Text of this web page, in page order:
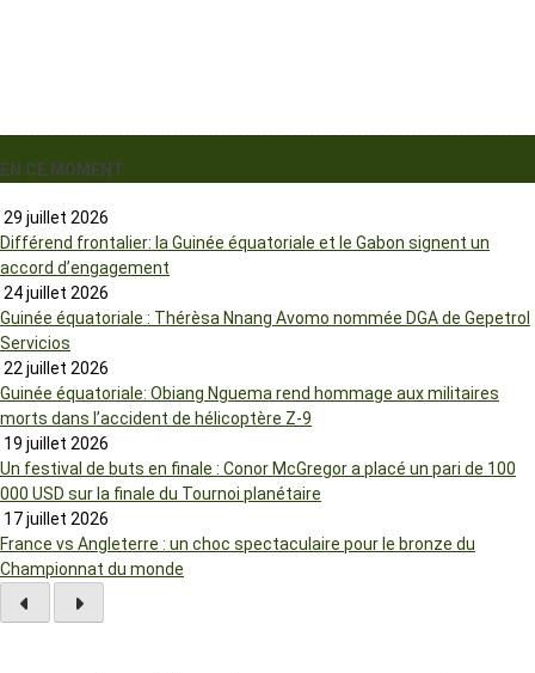
EN CE MOMENT
29 juillet 2026
Différend frontalier: la Guinée équatoriale et le Gabon signent un
accord d’engagement
24 juillet 2026
Guinée équatoriale : Thérèsa Nnang Avomo nommée DGA de Gepetrol
Servicios
22 juillet 2026
Guinée équatoriale: Obiang Nguema rend hommage aux militaires
morts dans l’accident de hélicoptère Z-9
19 juillet 2026
Un festival de buts en finale : Conor McGregor a placé un pari de 100
000 USD sur la finale du Tournoi planétaire
17 juillet 2026
France vs Angleterre : un choc spectaculaire pour le bronze du
Championnat du monde